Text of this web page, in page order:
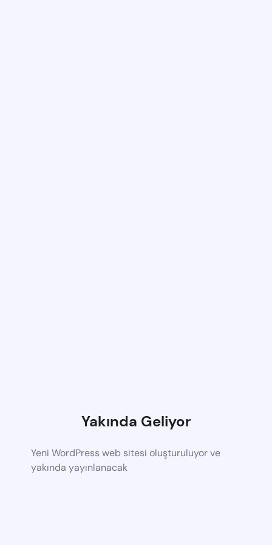
Yakında Geliyor
Yeni WordPress web sitesi oluşturuluyor ve
yakında yayınlanacak